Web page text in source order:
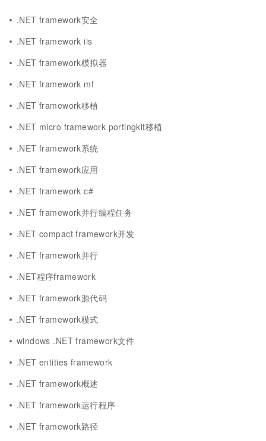
.NET framework安全
.NET framework iis
.NET framework模拟器
.NET framework mf
.NET framework移植
.NET micro framework portingkit移植
.NET framework系统
.NET framework应用
.NET framework c#
.NET framework并行编程任务
.NET compact framework开发
.NET framework并行
.NET程序framework
.NET framework源代码
.NET framework模式
windows .NET framework文件
.NET entities framework
.NET framework概述
.NET framework运行程序
.NET framework路径